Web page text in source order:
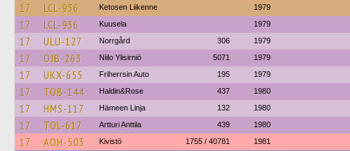
17 LCL-936 Ketosen Liikenne 1979
17 LCL-936 Kuusela 1979
17 ULU-127 Norrgård 306 1979
17 OJB-263 Niilo Ylisirniö 5071 1979
17 UKX-655 Friherrsin Auto 195 1979
17 TOB-144 Haldin&Rose 437 1980
17 HMS-117 Hämeen Linja 132 1980
17 TOL-617 Artturi Anttila 439 1980
17 AOH-503 Kivistö 1755 / 40781 1981